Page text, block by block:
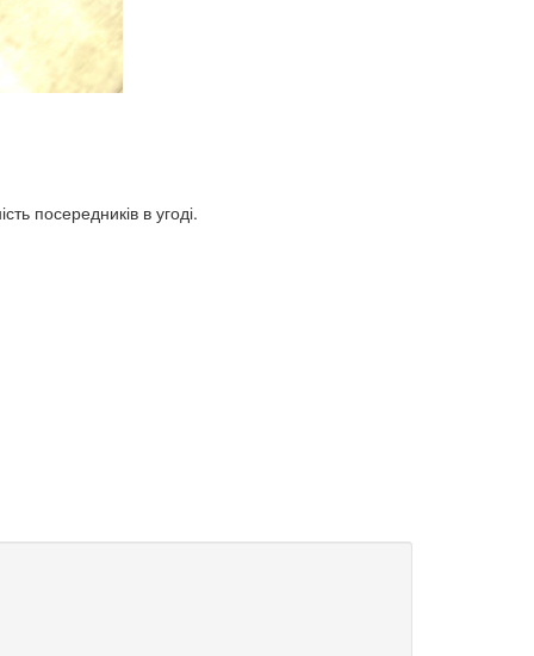
посередників в угоді.